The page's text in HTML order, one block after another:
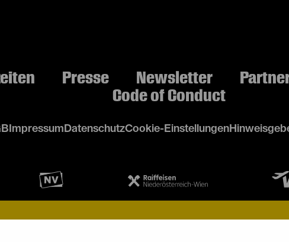
Presse Newsletter
Code of Conduct
Impressum DatenschutzCookie-Einstellungen